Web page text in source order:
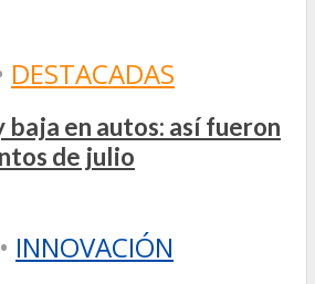
DESTACADAS
baja en autos: así fueron
de julio
• INNOVACIÓN